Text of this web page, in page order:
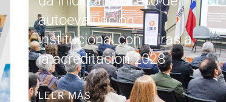
autoevaluación
institucional con miras a
la acreditación 2028
LEER MÁS